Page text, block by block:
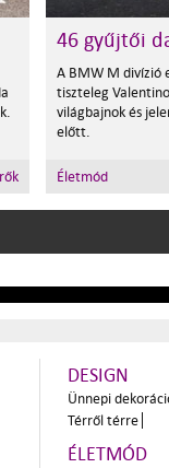
46 gyűjtői
A BMW M divízió
tiszteleg
világbajnok és
előtt.
Életmód
DESIGN
Ünnepi
Térről térre
ÉLETMÓD